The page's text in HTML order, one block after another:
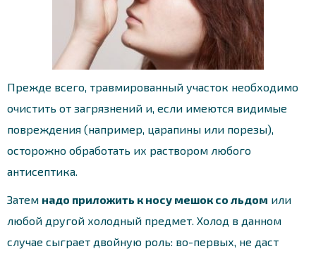
Прежде всего, травмированный участок необходимо
очистить от загрязнений и, если имеются видимые
повреждения (например, царапины или порезы),
осторожно обработать их раствором любого
антисептика.
Затем надо приложить к носу мешок со льдом или
любой другой холодный предмет. Холод в данном
случае сыграет двойную роль: во-первых, не даст